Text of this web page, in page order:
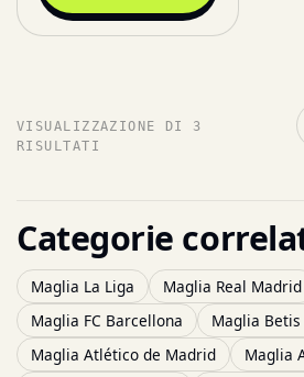
VISUALIZZAZIONE DI 3
RISULTATI
Categorie
Maglia La Liga
Maglia Real Madrid
Maglia FC Barcellona
Maglia
Maglia Atlético de Madrid
Maglia